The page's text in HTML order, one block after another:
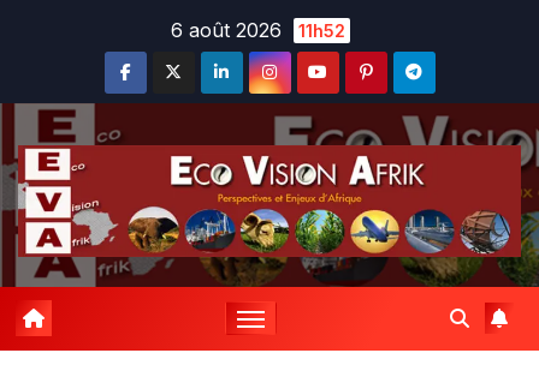
6 août 2026 11h52